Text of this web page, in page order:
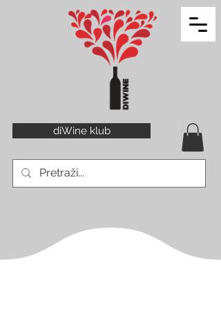
diWine klub